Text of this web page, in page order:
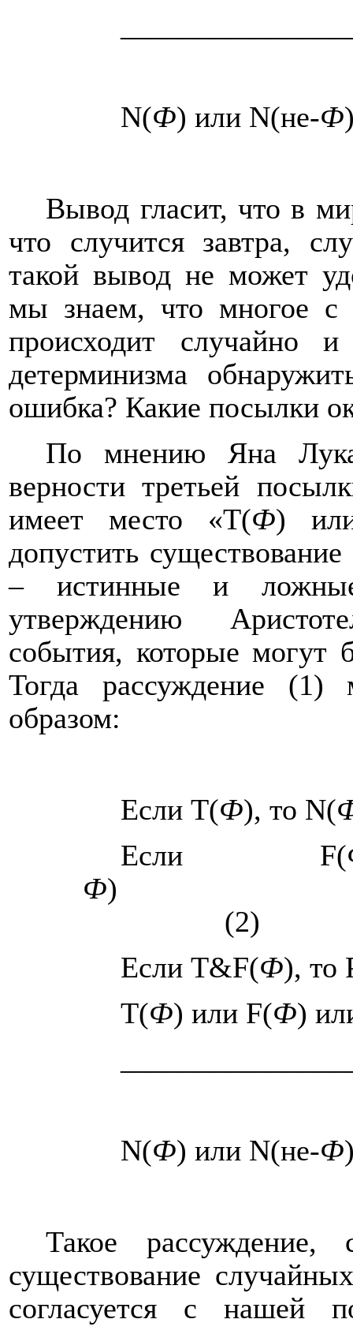
N(Ф) или N(не-Ф
Вывод гласит, что в
что случится завтра,
такой вывод не может
мы знаем, что многое с
происходит случайно
детерминизма
ошибка? Какие посылки
По мнению Яна
верности третьей
имеет место «T(Ф)
допустить
– истинные и
утверждению
события, которые
Тогда рассуждение (1)
образом:
Если T(Ф), то N(
Если F(
Ф)
(2)
Если T&F(Ф), то
T(Ф) или F(Ф)
N(Ф) или N(не-Ф
Такое
существование
согласуется с нашей